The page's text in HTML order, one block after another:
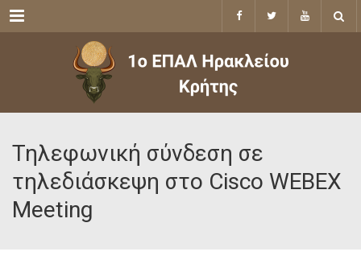
Menu
Τηλεφωνική σύνδεση σε
τηλεδιάσκεψη στο Cisco WEBEX
Meeting